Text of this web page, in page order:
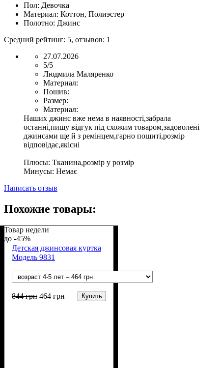
Пол: Девочка
Материал: Коттон, Полиэстер
Полотно: Джинс
Средний рейтинг: 5, отзывов: 1
27.07.2026
5/5
Людмила Маляренко
Материал:
Пошив:
Размер:
Материал:
Наших джинс вже нема в наявності,забрала
останні,пишу відгук під схожим товаром,задоволені
джинсами ще й з ремінцем,гарно пошиті,розмір
відповідає,якісні
Плюсы: Тканина,розмір у розмір
Минусы: Немає
Написать отзыв
Похожие товары:
Товар недели
-45%
Детская джинсовая куртка
Модель 9831
844грн 464 грн Купить